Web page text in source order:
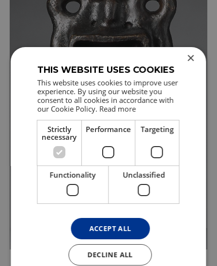
More images
×
THIS WEBSITE USES COOKIES
This website uses cookies to improve user
experience. By using our website you
consent to all cookies in accordance with
our Cookie Policy. Read more
Strictly
necessary
Performance Targeting
Functionality Unclassified
ACCEPT ALL
DECLINE ALL